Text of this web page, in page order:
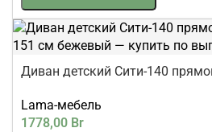
Диван детский Сити-140
Lama-мебель
1778,00 Br